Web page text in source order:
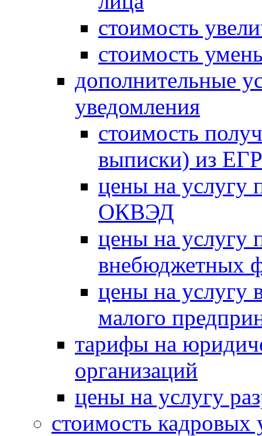
стоимость
стоимость
дополнительные
уведомления
стоимость
выписки) из
цены на услугу
ОКВЭД
цены на услугу
цены на услугу
малого
тарифы на
организаций
цены на услугу
стоимость кадровых